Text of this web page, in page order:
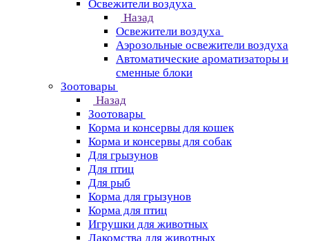
Освежители воздуха
Назад
Освежители воздуха
Аэрозольные освежители воздуха
Автоматические ароматизаторы и
сменные блоки
Зоотовары
Назад
Зоотовары
Корма и консервы для кошек
Корма и консервы для собак
Для грызунов
Для птиц
Для рыб
Корма для грызунов
Корма для птиц
Игрушки для животных
Лакомства для животных